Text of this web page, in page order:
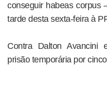
conseguir habeas corpus
tarde desta sexta-feira à
Contra Dalton Avancini
prisão temporária por